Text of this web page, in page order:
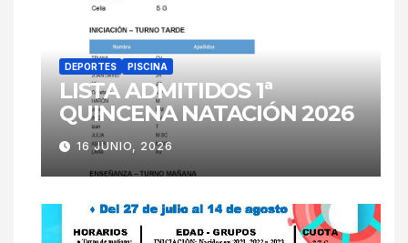
DEPORTES PISCINA
LISTA ADMITIDOS 1ª
QUINCENA NATACIÓN 2026
16 JUNIO, 2026